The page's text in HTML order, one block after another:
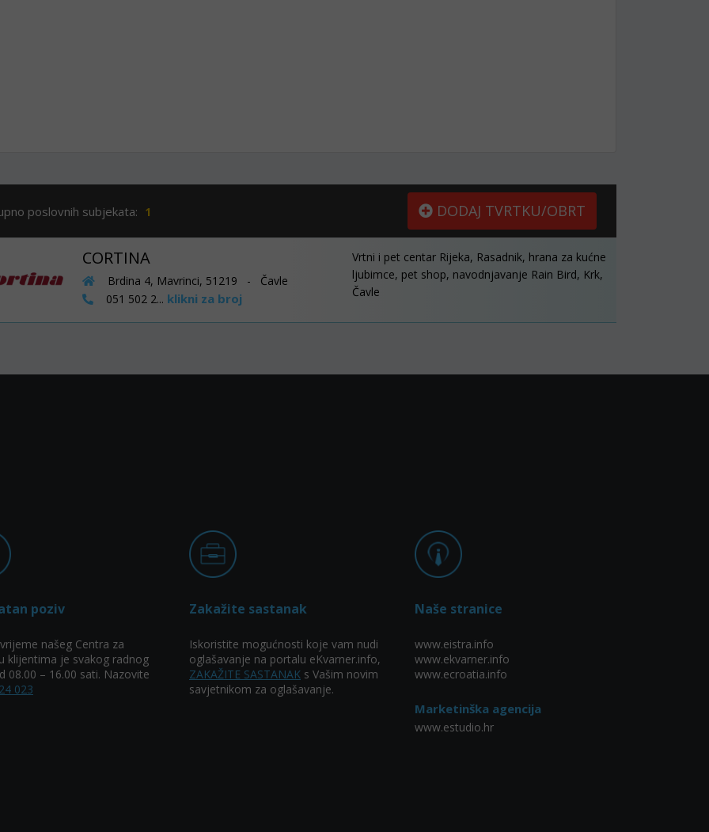
poslovnih subjekata: 1 DODAJ TVRTKU/OBRT
CORTINA
Brdina 4, Mavrinci, 51219 - Čavle
051 502 2... klikni za broj
Vrtni i pet centar Rijeka, Rasadnik, hrana za kućne
ljubimce, pet shop, navodnjavanje Rain Bird, Krk,
Čavle
poziv
našeg Centra za
klijentima je svakog radnog
08.00 – 16.00 sati. Nazovite
023
Zakažite sastanak
Iskoristite mogućnosti koje vam nudi
oglašavanje na portalu eKvarner.info,
ZAKAŽITE SASTANAK s Vašim novim
savjetnikom za oglašavanje.
Naše stranice
www.eistra.info
www.ekvarner.info
www.ecroatia.info
Marketinška agencija
www.estudio.hr